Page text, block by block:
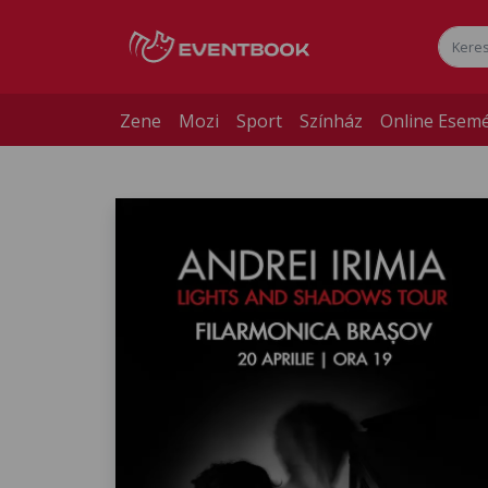
Zene Mozi Sport Színház Online